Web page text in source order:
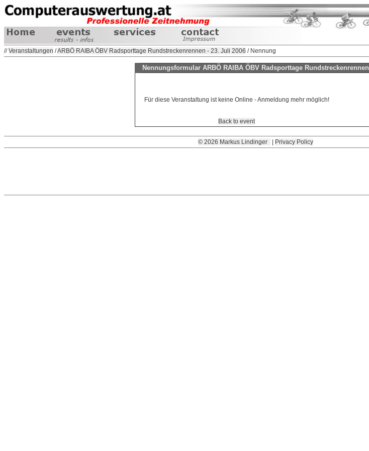
//Veranstaltungen /ARBÖ RAIBA ÖBV Radsporttage Rundstreckenrennen - 23. Juli 2006 / Nennung
Nennungsformular ARBÖ RAIBA ÖBV Radsporttage Rundstreckenrennen
Für diese Veranstaltung ist keine Online - Anmeldung mehr möglich!
Back to event
© 2026 Markus Lindinger Privacy Policy